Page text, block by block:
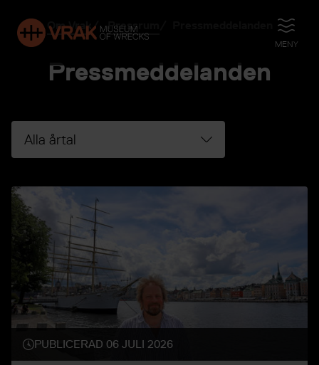
ÖPPNA
MENY
Om Vrak Pressrum
Pressmeddelanden
Filtrera pressmeddelanden efter årtal
PUBLICERAD 06 JULI 2026